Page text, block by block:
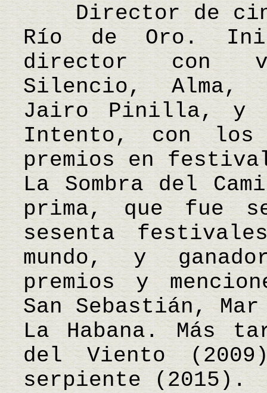
Director de cine
Río de Oro.
director con
Silencio, Alma,
Jairo Pinilla, y
Intento, con los
premios en
La Sombra del
prima, que fue
sesenta
mundo, y
premios y
San Sebastián,
La Habana. Más
del Viento
serpiente (2015). ©